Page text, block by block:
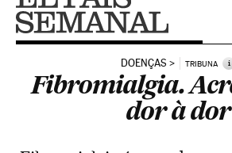
DOENÇAS TRIBUNA i
Fibromialgia.
dor à dor